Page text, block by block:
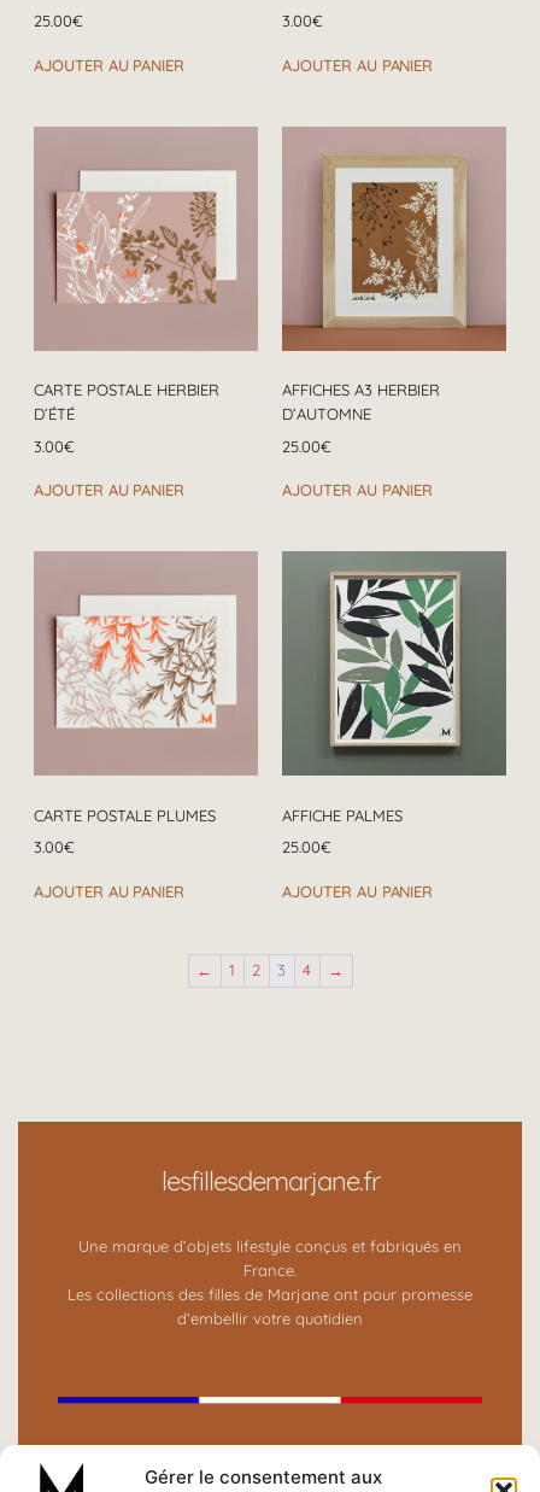
Gérer le consentement aux
25.00€
AJOUTER AU PANIER
3.00€
AJOUTER AU PANIER
CARTE POSTALE HERBIER
D’ÉTÉ
3.00€
AJOUTER AU PANIER
AFFICHES A3 HERBIER
D’AUTOMNE
25.00€
AJOUTER AU PANIER
CARTE POSTALE PLUMES
3.00€
AJOUTER AU PANIER
AFFICHE PALMES
25.00€
AJOUTER AU PANIER
← 1 2 3 4 →
lesfillesdemarjane.fr
Une marque d’objets lifestyle conçus et fabriqués en
France.
Les collections des filles de Marjane ont pour promesse
d’embellir votre quotidien
BOUTIQUE ⟶